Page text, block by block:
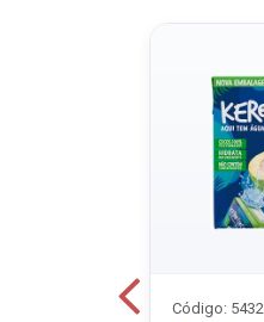
Código: 5432